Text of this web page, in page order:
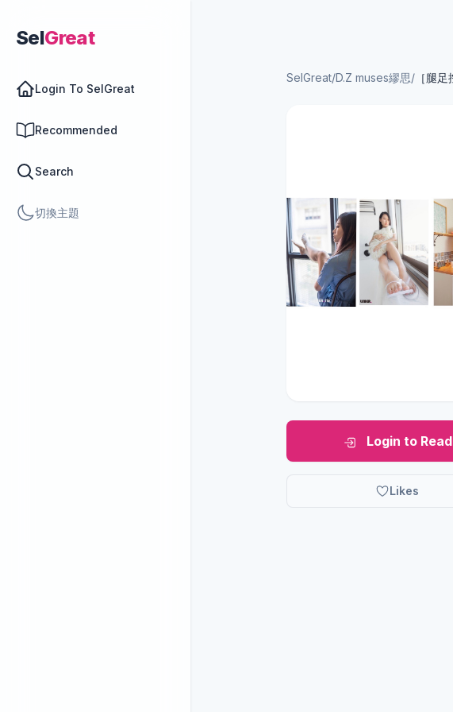
SelGreat
Login To SelGreat
Recommended
Search
切換主題
SelGreat/D.Z muses繆思/
Login to Read
Likes